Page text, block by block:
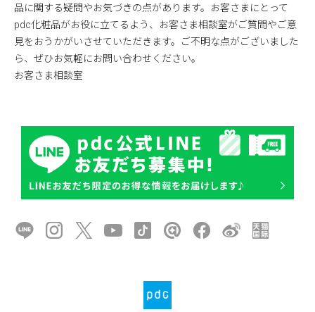
品に関する疑問やお気づきの点があります。お客さまにとって
pdc化粧品がお役に立てるよう、お客さま相談室がご質問やご意
見をおうかがいさせていただきます。ご不明な点がございました
ら、ぜひお気軽にお問い合わせください。
お客さま相談室